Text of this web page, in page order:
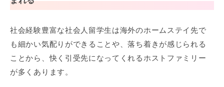
社会経験豊富な社会人留学生は海外のホームステイ先で
も細かい気配りができることや、落ち着きが感じられる
ことから、快く引受先になってくれるホストファミリー
が多くあります。